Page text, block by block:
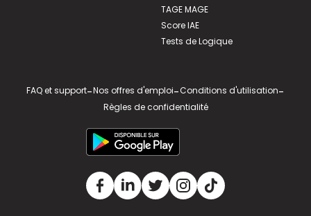
TAGE MAGE
Score IAE
Tests de Logique
FAQ et support-Nos offres d'emploi-Conditions d'utilisation-
Règles de confidentialité